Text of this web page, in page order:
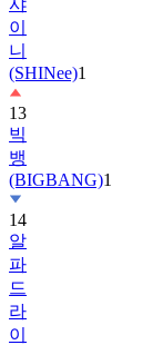
니
(SHINee)
13
빅
뱅
(BIGBANG)
14
알
파
드
라
이
브
원